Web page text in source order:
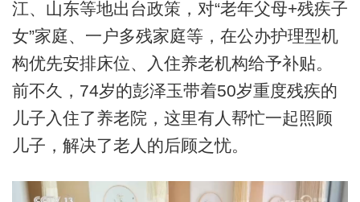
江、山东等地出台政策，对“老年父母+残疾子
女”家庭、一户多残家庭等，在公办护理型机
构优先安排床位、入住养老机构给予补贴。
前不久，74岁的彭泽玉带着50岁重度残疾的
儿子入住了养老院，这里有人帮忙一起照顾
儿子，解决了老人的后顾之忧。